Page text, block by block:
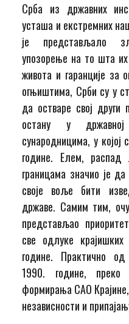
Срба из државних
усташа и екстремних
је представљало
упозорење на то шта
живота и гаранције за
огњиштима, Срби су у
да остваре свој
остану у
сународницима, у
године. Елем, распад
границама значио је
своје воље бити
државе. Самим тим,
представљао
све одлуке
године. Практично од
1990. године,
формирања САО
независности и